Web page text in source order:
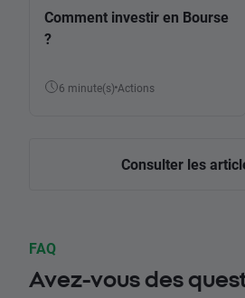
Comment investir en Bourse
?
6 minute(s) Actions
Consulter les
FAQ
Avez-vous des